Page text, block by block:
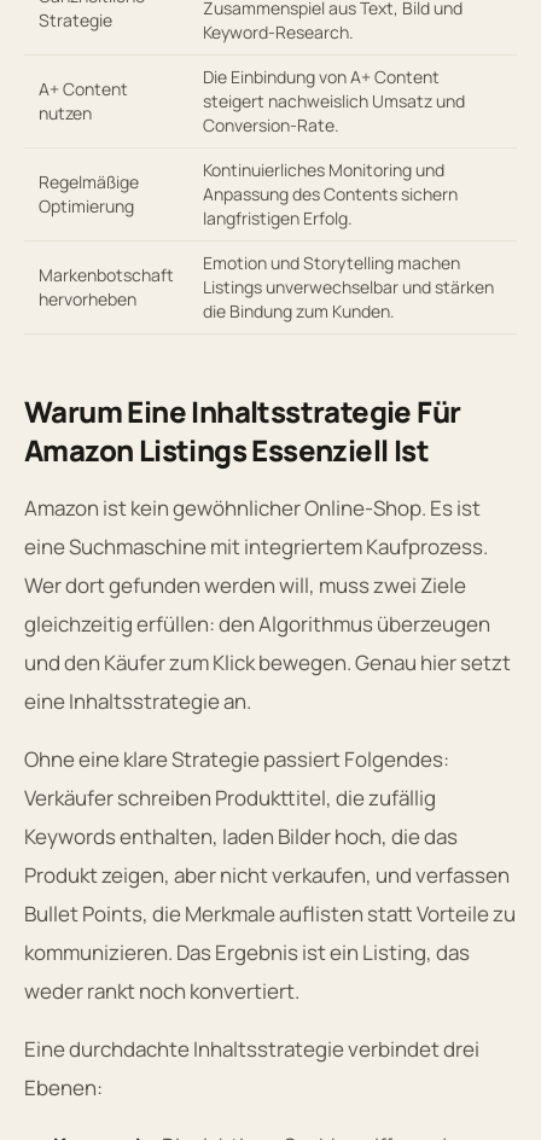
Strategie
Zusammenspiel aus Text, Bild und
Keyword-Research.
A+ Content
nutzen
Die Einbindung von A+ Content
steigert nachweislich Umsatz und
Conversion-Rate.
Regelmäßige
Optimierung
Kontinuierliches Monitoring und
Anpassung des Contents sichern
langfristigen Erfolg.
Markenbotschaft
hervorheben
Emotion und Storytelling machen
Listings unverwechselbar und stärken
die Bindung zum Kunden.
Warum Eine Inhaltsstrategie Für
Amazon Listings Essenziell Ist
Amazon ist kein gewöhnlicher Online-Shop. Es ist
eine Suchmaschine mit integriertem Kaufprozess.
Wer dort gefunden werden will, muss zwei Ziele
gleichzeitig erfüllen: den Algorithmus überzeugen
und den Käufer zum Klick bewegen. Genau hier setzt
eine Inhaltsstrategie an.
Ohne eine klare Strategie passiert Folgendes:
Verkäufer schreiben Produkttitel, die zufällig
Keywords enthalten, laden Bilder hoch, die das
Produkt zeigen, aber nicht verkaufen, und verfassen
Bullet Points, die Merkmale auflisten statt Vorteile zu
kommunizieren. Das Ergebnis ist ein Listing, das
weder rankt noch konvertiert.
Eine durchdachte Inhaltsstrategie verbindet drei
Ebenen: